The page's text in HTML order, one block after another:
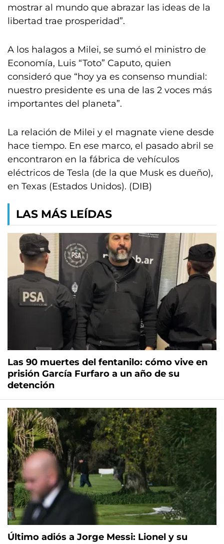
mostrar al mundo que abrazar las ideas de la
libertad trae prosperidad”.
A los halagos a Milei, se sumó el ministro de
Economía, Luis “Toto” Caputo, quien
consideró que “hoy ya es consenso mundial:
nuestro presidente es una de las 2 voces más
importantes del planeta”.
La relación de Milei y el magnate viene desde
hace tiempo. En ese marco, el pasado abril se
encontraron en la fábrica de vehículos
eléctricos de Tesla (de la que Musk es dueño),
en Texas (Estados Unidos). (DIB)
LAS MÁS LEÍDAS
Las 90 muertes del fentanilo: cómo vive en
prisión García Furfaro a un año de su
detención
Último adiós a Jorge Messi: Lionel y su